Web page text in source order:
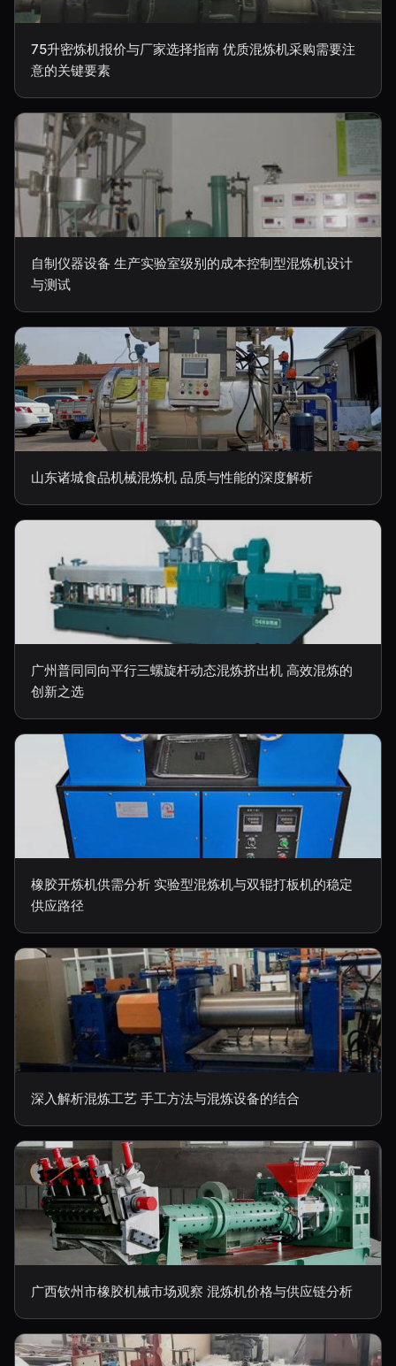
75升密炼机报价与厂家选择指南 优质混炼机采购需要注
意的关键要素
自制仪器设备 生产实验室级别的成本控制型混炼机设计
与测试
山东诸城食品机械混炼机 品质与性能的深度解析
广州普同同向平行三螺旋杆动态混炼挤出机 高效混炼的
创新之选
橡胶开炼机供需分析 实验型混炼机与双辊打板机的稳定
供应路径
深入解析混炼工艺 手工方法与混炼设备的结合
广西钦州市橡胶机械市场观察 混炼机价格与供应链分析